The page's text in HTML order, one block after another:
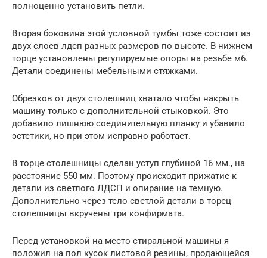
полноценно установить петли.
Вторая боковина этой условной тумбы тоже состоит из
двух слоев лдсп разных размеров по высоте. В нижнем
торце установлены регулируемые опоры на резьбе м6.
Детали соединены мебельными стяжками.
Обрезков от двух столешниц хватало чтобы накрыть
машину только с дополнительной стыковкой. Это
добавило лишнюю соединительную планку и убавило
эстетики, но при этом исправно работает.
В торце столешницы сделан уступ глубиной 16 мм., на
расстояние 550 мм. Поэтому происходит прижатие к
детали из светлого ЛДСП и опирание на темную.
Дополнительно через тело светлой детали в торец
столешницы вкручены три конфирмата.
Перед установкой на место стиральной машины я
положил на пол кусок листовой резины, продающейся